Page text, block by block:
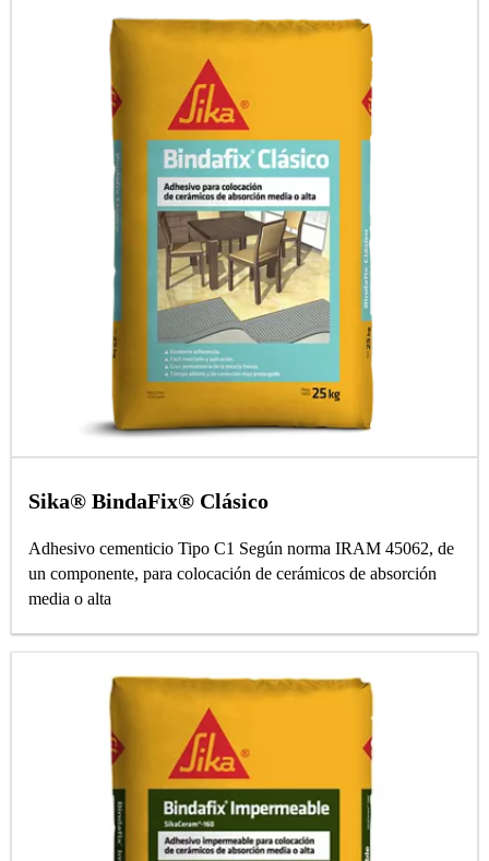
Sika® BindaFix® Clásico
Adhesivo cementicio Tipo C1 Según norma IRAM 45062, de
un componente, para colocación de cerámicos de absorción
media o alta